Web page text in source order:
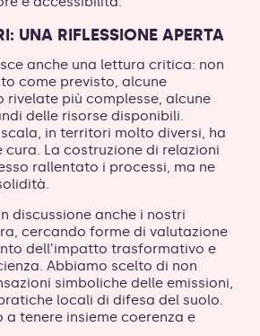
UNA RIFLESSIONE APERTA
anche una lettura critica: non
come previsto, alcune
rivelate più complesse, alcune
delle risorse disponibili.
in territori molto diversi, ha
cura. La costruzione di relazioni
rallentato i processi, ma ne
discussione anche i nostri
cercando forme di valutazione
dell’impatto trasformativo e
Abbiamo scelto di non
simboliche delle emissioni,
locali di difesa del suolo.
tenere insieme coerenza e